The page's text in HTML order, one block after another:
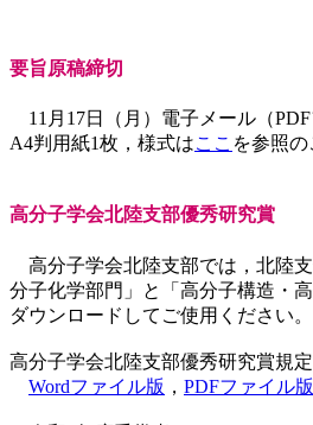
要旨原稿締切
11月17日（月）電子メール（
A4判用紙1枚，様式はここ を参照の
高分子学会北陸支部優秀研究賞
高分子学会北陸支部では，北陸
分子化学部門」と「高分子構造・
ダウンロードしてご使用ください
高分子学会北陸支部優秀研究賞規
Wordファイル版 ， PDFファイル版